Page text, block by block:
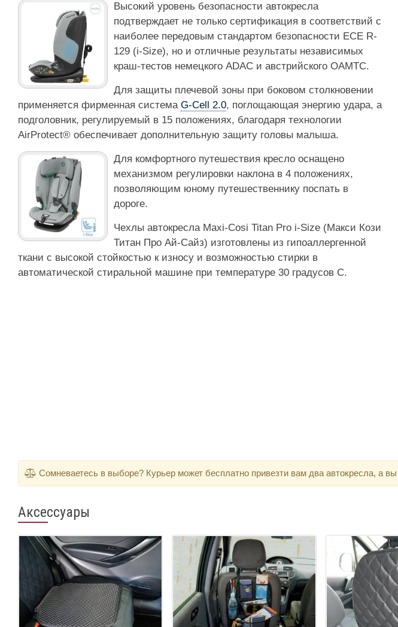
Высокий уровень безопасности автокресла
подтверждает не только сертификация в соответствий с
наиболее передовым стандартом безопасности ECE R-
129 (i-Size), но и отличные результаты независимых
краш-тестов немецкого ADAC и австрийского OAMTC.
Для защиты плечевой зоны при боковом столкновении
применяется фирменная система G-Cell 2.0, поглощающая энергию удара, а
подголовник, регулируемый в 15 положениях, благодаря технологии
AirProtect® обеспечивает дополнительную защиту головы малыша.
Для комфортного путешествия кресло оснащено
механизмом регулировки наклона в 4 положениях,
позволяющим юному путешественнику поспать в
дороге.
Чехлы автокресла Maxi-Cosi Titan Pro i-Size (Макси Кози
Титан Про Ай-Сайз) изготовлены из гипоаллергенной
ткани с высокой стойкостью к износу и возможностью стирки в
автоматической стиральной машине при температуре 30 градусов С.
Сомневаетесь в выборе? Курьер может бесплатно привезти вам два автокресла, а
Аксессуары